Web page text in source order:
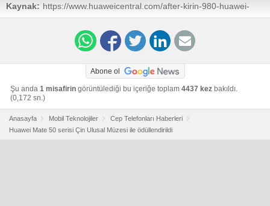
Kaynak: https://www.huaweicentral.com/after-kirin-980-huawei-
mate-50-enters-collection-museum/
Abone ol
Şu anda 1 misafirin görüntülediği bu içeriğe toplam 4437 kez bakıldı.
(0,172 sn.)
Anasayfa Mobil Teknolojiler
Cep Telefonları Haberleri
Huawei Mate 50 serisi Çin Ulusal Müzesi ile ödüllendirildi